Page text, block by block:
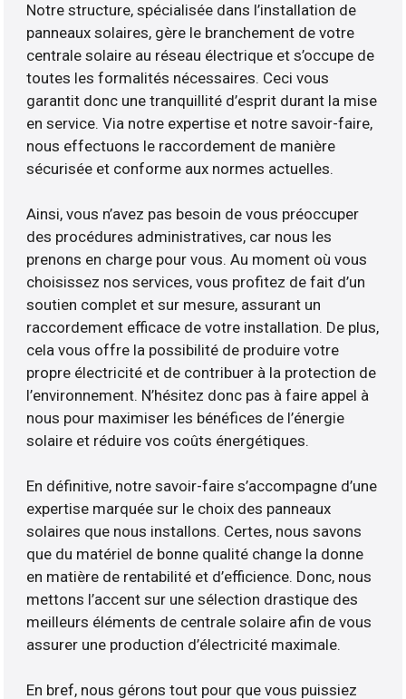
Notre structure, spécialisée dans l’installation de
panneaux solaires, gère le branchement de votre
centrale solaire au réseau électrique et s’occupe de
toutes les formalités nécessaires. Ceci vous
garantit donc une tranquillité d’esprit durant la mise
en service. Via notre expertise et notre savoir-faire,
nous effectuons le raccordement de manière
sécurisée et conforme aux normes actuelles.
Ainsi, vous n’avez pas besoin de vous préoccuper
des procédures administratives, car nous les
prenons en charge pour vous. Au moment où vous
choisissez nos services, vous profitez de fait d’un
soutien complet et sur mesure, assurant un
raccordement efficace de votre installation. De plus,
cela vous offre la possibilité de produire votre
propre électricité et de contribuer à la protection de
l’environnement. N’hésitez donc pas à faire appel à
nous pour maximiser les bénéfices de l’énergie
solaire et réduire vos coûts énergétiques.
En définitive, notre savoir-faire s’accompagne d’une
expertise marquée sur le choix des panneaux
solaires que nous installons. Certes, nous savons
que du matériel de bonne qualité change la donne
en matière de rentabilité et d’efficience. Donc, nous
mettons l’accent sur une sélection drastique des
meilleurs éléments de centrale solaire afin de vous
assurer une production d’électricité maximale.
En bref, nous gérons tout pour que vous puissiez